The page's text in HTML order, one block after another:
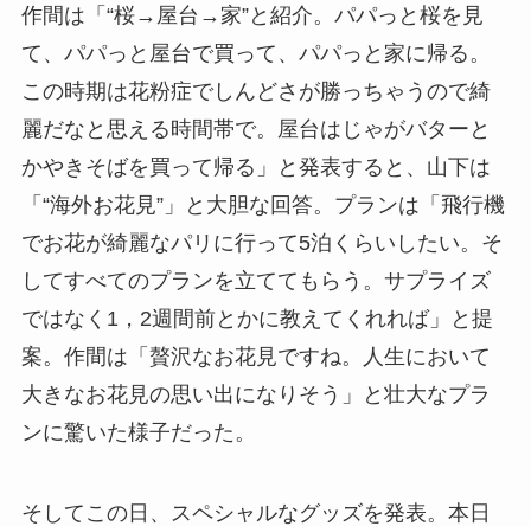
作間は「“桜→屋台→家”と紹介。パパっと桜を見
て、パパっと屋台で買って、パパっと家に帰る。
この時期は花粉症でしんどさが勝っちゃうので綺
麗だなと思える時間帯で。屋台はじゃがバターと
かやきそばを買って帰る」と発表すると、山下は
「“海外お花見”」と大胆な回答。プランは「飛行機
でお花が綺麗なパリに行って5泊くらいしたい。そ
してすべてのプランを立ててもらう。サプライズ
ではなく1，2週間前とかに教えてくれれば」と提
案。作間は「贅沢なお花見ですね。人生において
大きなお花見の思い出になりそう」と壮大なプラ
ンに驚いた様子だった。
そしてこの日、スペシャルなグッズを発表。本日